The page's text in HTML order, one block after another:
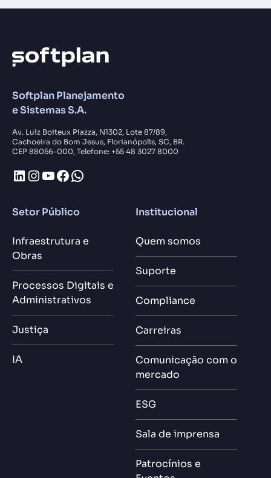
Softplan Planejamento
e Sistemas S.A.
Av. Luiz Boiteux Piazza, N1302, Lote 87/89,
Cachoeira do Bom Jesus, Florianópolis, SC, BR.
CEP 88056-000, Telefone: +55 48 3027 8000
LinkedIn
Instagram
Youtube
Facebook
WhatsApp
Setor Público
Infraestrutura e
Obras
Processos Digitais e
Administrativos
Justiça
IA
Institucional
Quem somos
Suporte
Compliance
Carreiras
Comunicação com o
mercado
ESG
Sala de imprensa
Patrocínios e